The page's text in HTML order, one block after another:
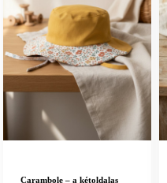
Carambole – a kétoldalas